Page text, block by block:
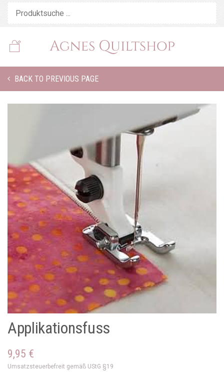
BACK TO PREVIOUS PAGE
Applikationsfuss
9,95 €
Umsatzsteuerbefreit gemäß UStG §19